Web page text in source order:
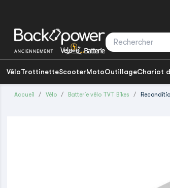
VéloTrottinetteScooterMotoOutillageChariot
Accueil Vélo Batterie vélo TVT Bikes